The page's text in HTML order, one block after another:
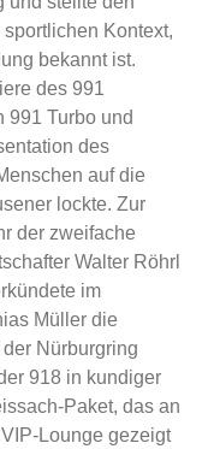
Kontext,
bekannt ist.
des 991
991 Turbo und
des
auf die
lockte. Zur
der zweifache
Walter Röhrl
im
Müller die
Nürburgring
918 in kundiger
Paket, das an
Lounge gezeigt